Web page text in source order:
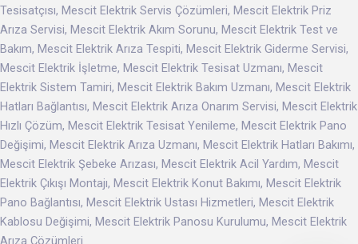
Tesisatçısı, Mescit Elektrik Servis Çözümleri, Mescit Elektrik Priz
Arıza Servisi, Mescit Elektrik Akım Sorunu, Mescit Elektrik Test ve
Bakım, Mescit Elektrik Arıza Tespiti, Mescit Elektrik Giderme Servisi,
Mescit Elektrik İşletme, Mescit Elektrik Tesisat Uzmanı, Mescit
Elektrik Sistem Tamiri, Mescit Elektrik Bakım Uzmanı, Mescit Elektrik
Hatları Bağlantısı, Mescit Elektrik Arıza Onarım Servisi, Mescit Elektrik
Hızlı Çözüm, Mescit Elektrik Tesisat Yenileme, Mescit Elektrik Pano
Değişimi, Mescit Elektrik Arıza Uzmanı, Mescit Elektrik Hatları Bakımı,
Mescit Elektrik Şebeke Arızası, Mescit Elektrik Acil Yardım, Mescit
Elektrik Çıkışı Montajı, Mescit Elektrik Konut Bakımı, Mescit Elektrik
Pano Bağlantısı, Mescit Elektrik Ustası Hizmetleri, Mescit Elektrik
Kablosu Değişimi, Mescit Elektrik Panosu Kurulumu, Mescit Elektrik
Arıza Çözümleri